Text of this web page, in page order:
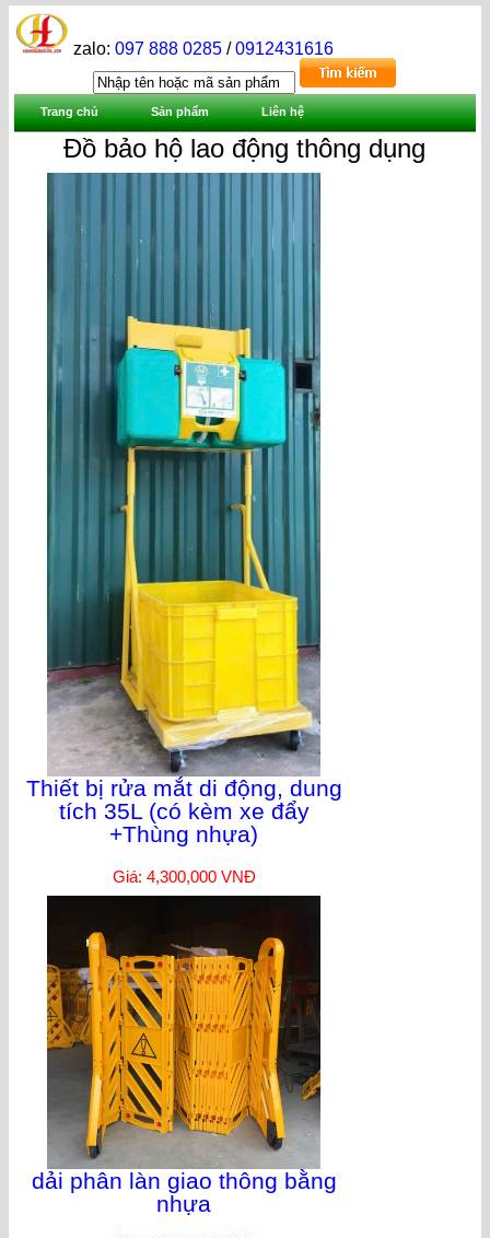
zalo:097 888 0285 /0912431616
Trang chủ Sản phẩm Liên hệ
Đồ bảo hộ lao động thông dụng
Thiết bị rửa mắt di động, dung
tích 35L (có kèm xe đẩy
+Thùng nhựa)
Giá: 4,300,000 VNĐ
dải phân làn giao thông bằng
nhựa